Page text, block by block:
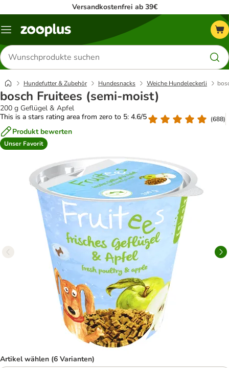
Versandkostenfrei ab 39€
Menü
Produkte
suchen
Hundefutter & Zubehör Hundesnacks Weiche Hundeleckerli
bosch Fruitees (semi-moist)
200 g Geflügel & Apfel
This is a stars rating area from zero to 5: 4.6/5
(688)
Produkt bewerten
Unser Favorit
Artikel wählen (6 Varianten)